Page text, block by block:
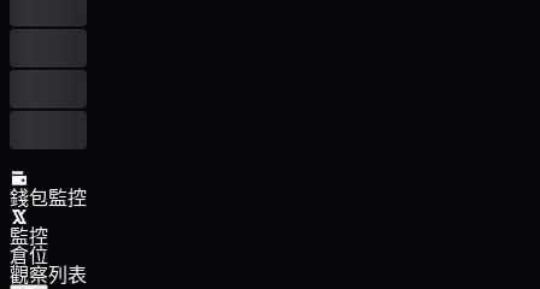
錢包監控
監控
倉位
觀察列表